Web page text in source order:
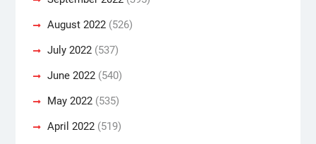
August 2022(526)
July 2022(537)
June 2022(540)
May 2022(535)
April 2022(519)